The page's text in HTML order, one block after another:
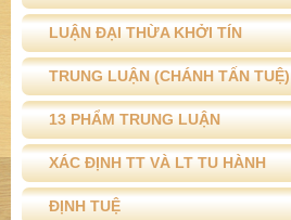
LUẬN ĐẠI THỪA KHỞI TÍN
TRUNG LUẬN (CHÁNH TẤN TUỆ)
13 PHẨM TRUNG LUẬN
XÁC ĐỊNH TT VÀ LT TU HÀNH
ĐỊNH TUỆ